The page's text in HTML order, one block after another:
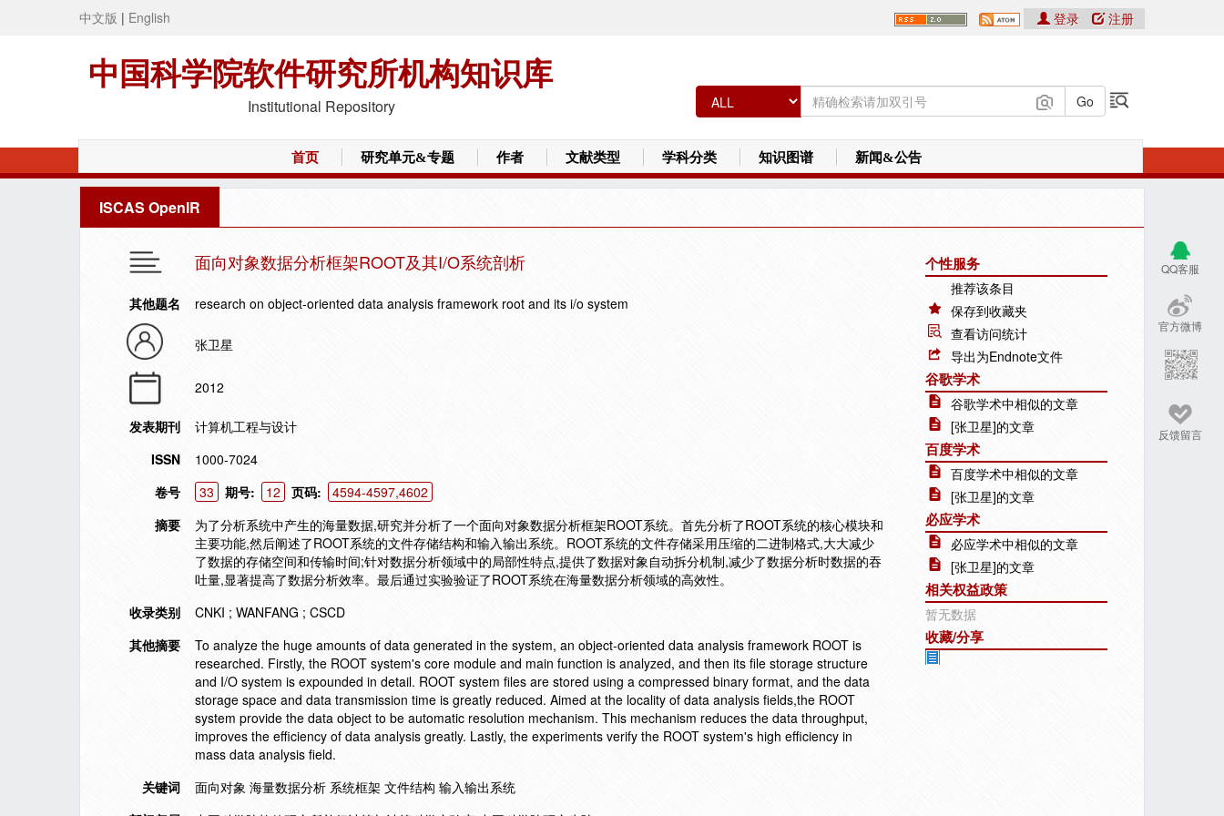
中文版 | English
中国科学院软件研究所机构知识库
Institutional Repository
登录 注册
首页 研究单元&专题 作者 文献类型 学科分类 知识图谱 新闻&公告
ISCAS OpenIR
QQ客服
官方微博
反馈留言
面向对象数据分析框架ROOT及其I/O系统剖析
其他题名 research on object-oriented data analysis framework root and its i/o system
张卫星
2012
发表期刊
计算机工程与设计
ISSN
1000-7024
卷号
33 期号: 12 页码:
4594-4597,4602
摘要
为了分析系统中产生的海量数据,研究并分析了一个面向对象数据分析框架ROOT系统。首先分析了ROOT系统的核心模块和
主要功能,然后阐述了ROOT系统的文件存储结构和输入输出系统。ROOT系统的文件存储采用压缩的二进制格式,大大减少
了数据的存储空间和传输时间;针对数据分析领域中的局部性特点,提供了数据对象自动拆分机制,减少了数据分析时数据的吞
吐量,显著提高了数据分析效率。最后通过实验验证了ROOT系统在海量数据分析领域的高效性。
收录类别
CNKI ; WANFANG ; CSCD
其他摘要
To analyze the huge amounts of data generated in the system, an object-oriented data analysis framework ROOT is
researched. Firstly, the ROOT system's core module and main function is analyzed, and then its file storage structure
and I/O system is expounded in detail. ROOT system files are stored using a compressed binary format, and the data
storage space and data transmission time is greatly reduced. Aimed at the locality of data analysis fields,the ROOT
system provide the data object to be automatic resolution mechanism. This mechanism reduces the data throughput,
improves the efficiency of data analysis greatly. Lastly, the experiments verify the ROOT system's high efficiency in
mass data analysis field.
关键词
面向对象 海量数据分析 系统框架 文件结构 输入输出系统
个性服务
推荐该条目
保存到收藏夹
查看访问统计
导出为Endnote文件
谷歌学术
谷歌学术中相似的文章
[张卫星]的文章
百度学术
百度学术中相似的文章
[张卫星]的文章
必应学术
必应学术中相似的文章
[张卫星]的文章
相关权益政策
暂无数据
收藏/分享